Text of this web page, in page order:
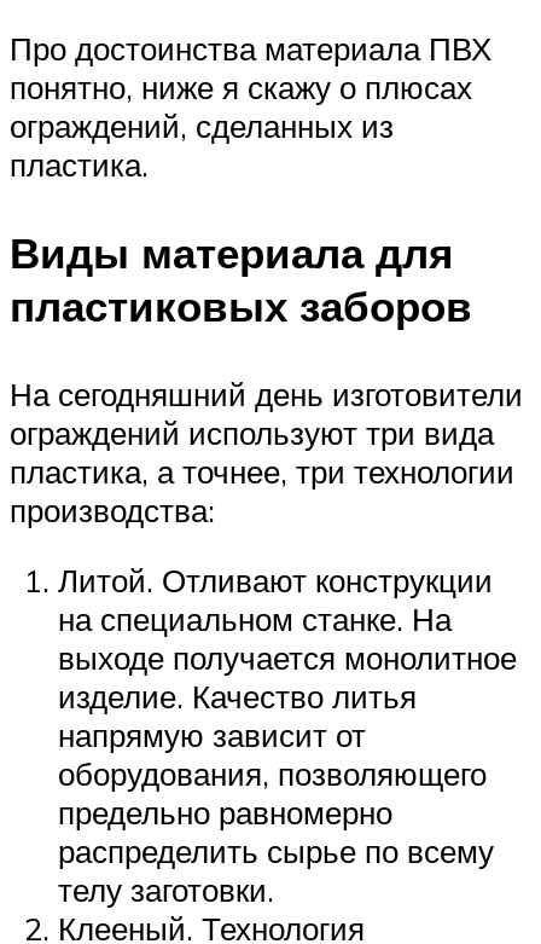
Про достоинства материала ПВХ
понятно, ниже я скажу о плюсах
ограждений, сделанных из
пластика.
Виды материала для
пластиковых заборов
На сегодняшний день изготовители
ограждений используют три вида
пластика, а точнее, три технологии
производства:
Литой. Отливают конструкции
на специальном станке. На
выходе получается монолитное
изделие. Качество литья
напрямую зависит от
оборудования, позволяющего
предельно равномерно
распределить сырье по всему
телу заготовки.
Клееный. Технология